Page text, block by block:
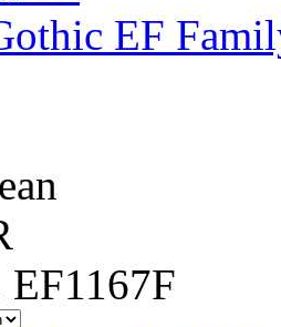
EF